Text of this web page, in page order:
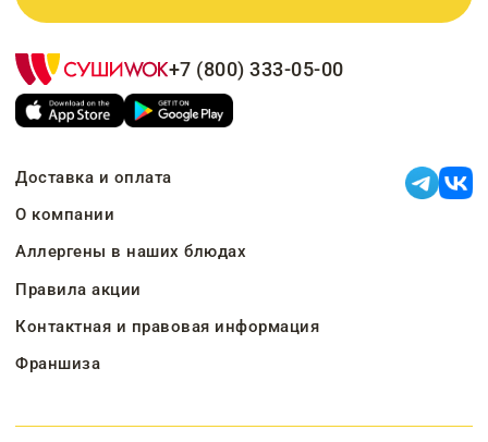
+7 (800) 333-05-00
Доставка и оплата
О компании
Аллергены в наших блюдах
Правила акции
Контактная и правовая информация
Франшиза